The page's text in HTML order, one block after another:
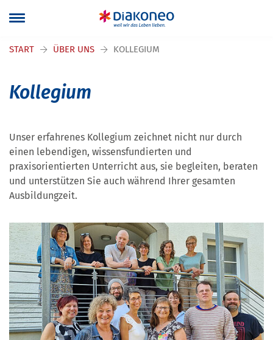
Navigation überspringen
START ÜBER UNS KOLLEGIUM
Kollegium
Unser erfahrenes Kollegium zeichnet nicht nur durch
einen lebendigen, wissensfundierten und
praxisorientierten Unterricht aus, sie begleiten, beraten
und unterstützen Sie auch während Ihrer gesamten
Ausbildungzeit.